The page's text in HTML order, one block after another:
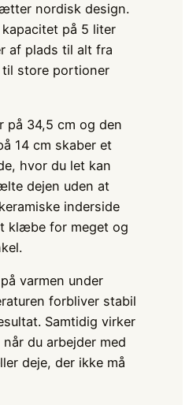
nordisk design.
på 5 liter
af plads til alt fra
store portioner
på 34,5 cm og den
14 cm skaber et
hvor du let kan
dejen uden at
inderside
klæbe for meget og
varmen under
forbliver stabil
Samtidig virker
du arbejder med
deje, der ikke må